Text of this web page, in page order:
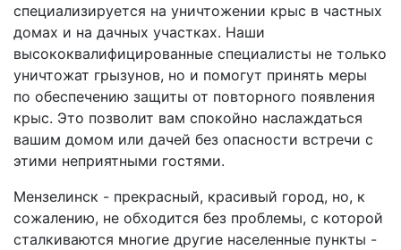
специализируется на уничтожении крыс в частных
домах и на дачных участках. Наши
высококвалифицированные специалисты не только
уничтожат грызунов, но и помогут принять меры
по обеспечению защиты от повторного появления
крыс. Это позволит вам спокойно наслаждаться
вашим домом или дачей без опасности встречи с
этими неприятными гостями.
Мензелинск - прекрасный, красивый город, но, к
сожалению, не обходится без проблемы, с которой
сталкиваются многие другие населенные пункты -